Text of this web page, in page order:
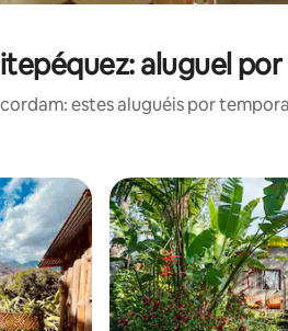
aluguel
estes aluguéis por